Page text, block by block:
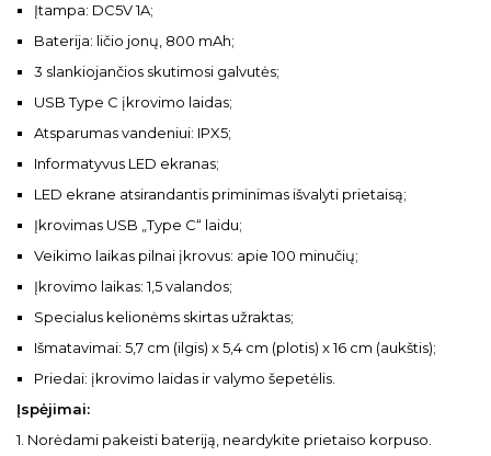
Įtampa: DC5V 1A;
Baterija: ličio jonų, 800 mAh;
3 slankiojančios skutimosi galvutės;
USB Type C įkrovimo laidas;
Atsparumas vandeniui: IPX5;
Informatyvus LED ekranas;
LED ekrane atsirandantis priminimas išvalyti prietaisą;
Įkrovimas USB „Type C“ laidu;
Veikimo laikas pilnai įkrovus: apie 100 minučių;
Įkrovimo laikas: 1,5 valandos;
Specialus kelionėms skirtas užraktas;
Išmatavimai: 5,7 cm (ilgis) x 5,4 cm (plotis) x 16 cm (aukštis);
Priedai: įkrovimo laidas ir valymo šepetėlis.
Įspėjimai:
1. Norėdami pakeisti bateriją, neardykite prietaiso korpuso.